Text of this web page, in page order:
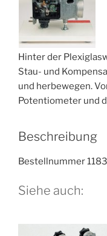
Hinter der
Stau- und
und herbewegen.
Potentiometer und
Beschreibung
Bestellnummer 1183
Siehe auch: